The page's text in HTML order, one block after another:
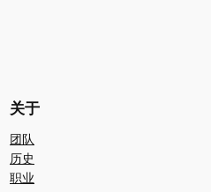
关于
团队
历史
职业